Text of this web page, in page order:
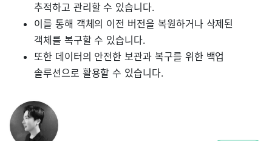
추적하고 관리할 수 있습니다.
이를 통해 객체의 이전 버전을 복원하거나 삭제된
객체를 복구할 수 있습니다.
또한 데이터의 안전한 보관과 복구를 위한 백업
솔루션으로 활용할 수 있습니다.